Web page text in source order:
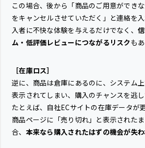
この場合、後から「商品のご用意ができ
をキャンセルさせていただく」と連絡を
入者に不快な体験を与えるだけでなく、
ム・低評価レビューにつながるリスクも
［在庫ロス］
逆に、商品は倉庫にあるのに、システム
表示されてしまい、購入のチャンスを逃し
たとえば、自社ECサイトの在庫データが
商品ページに「売り切れ」と表示された
合、 本来なら購入されたはずの機会が失